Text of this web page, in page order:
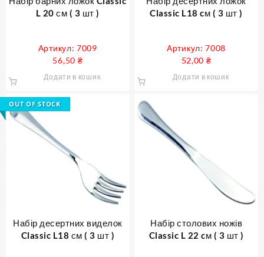
L 20 см ( 3 шт )
Артикул: 7009
56,50 ₴
Додати в кошик
Classic L18 cм ( 3 шт )
Артикул: 7008
52,00 ₴
Додати в кошик
OUT OF STOCK
Набір десертних виделок
Classic L18 см ( 3 шт )
Набір столових ножів
Classic L 22 cм ( 3 шт )